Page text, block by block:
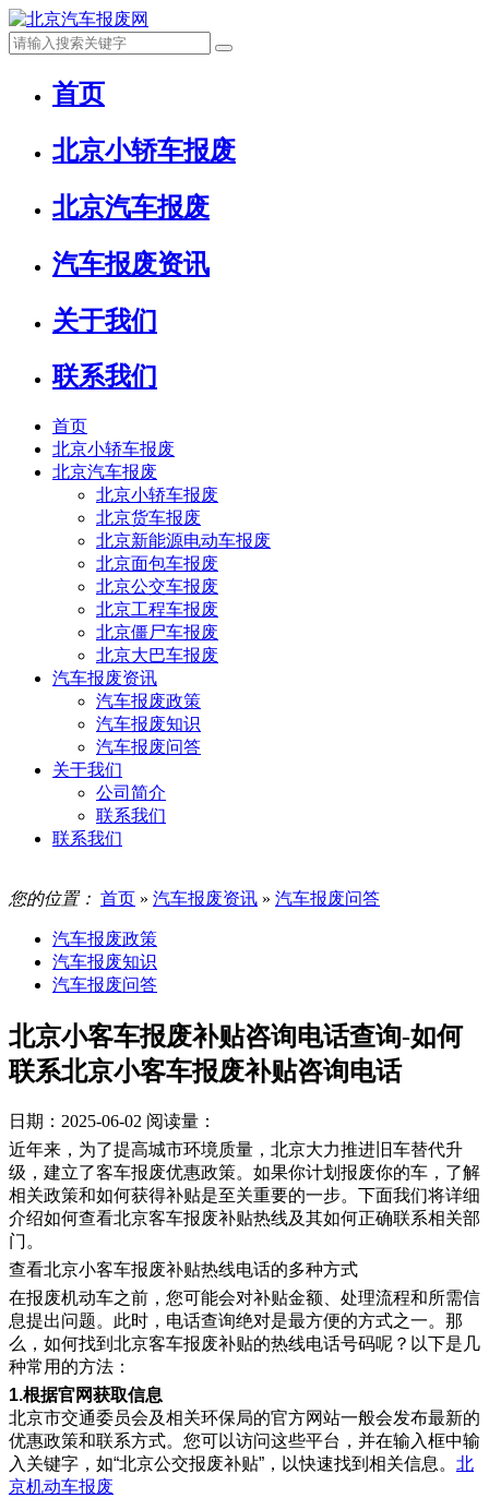
首页
北京小轿车报废
北京汽车报废
汽车报废资讯
关于我们
联系我们
首页
北京小轿车报废
北京汽车报废
北京小轿车报废
北京货车报废
北京新能源电动车报废
北京面包车报废
北京公交车报废
北京工程车报废
北京僵尸车报废
北京大巴车报废
汽车报废资讯
汽车报废政策
汽车报废知识
汽车报废问答
关于我们
公司简介
联系我们
联系我们
您的位置： 首页 » 汽车报废资讯 » 汽车报废问答
汽车报废政策
汽车报废知识
汽车报废问答
北京小客车报废补贴咨询电话查询-如何
联系北京小客车报废补贴咨询电话
日期：2025-06-02 阅读量：
近年来，为了提高城市环境质量，北京大力推进旧车替代升
级，建立了客车报废优惠政策。如果你计划报废你的车，了解
相关政策和如何获得补贴是至关重要的一步。下面我们将详细
介绍如何查看北京客车报废补贴热线及其如何正确联系相关部
门。
查看北京小客车报废补贴热线电话的多种方式
在报废机动车之前，您可能会对补贴金额、处理流程和所需信
息提出问题。此时，电话查询绝对是最方便的方式之一。那
么，如何找到北京客车报废补贴的热线电话号码呢？以下是几
种常用的方法：
1.根据官网获取信息
北京市交通委员会及相关环保局的官方网站一般会发布最新的
优惠政策和联系方式。您可以访问这些平台，并在输入框中输
入关键字，如“北京公交报废补贴”，以快速找到相关信息。 北
京机动车报废